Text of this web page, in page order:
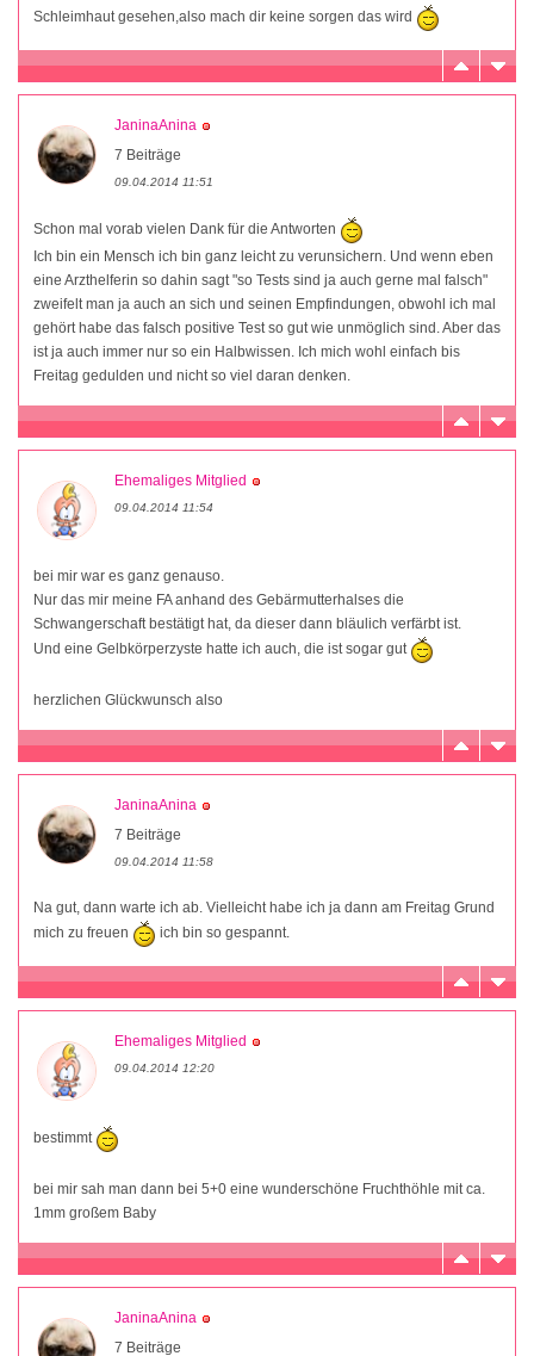
Schleimhaut gesehen,also mach dir keine sorgen das wird
JaninaAnina
7 Beiträge
09.04.2014 11:51
Schon mal vorab vielen Dank für die Antworten
Ich bin ein Mensch ich bin ganz leicht zu verunsichern. Und wenn eben
eine Arzthelferin so dahin sagt "so Tests sind ja auch gerne mal falsch"
zweifelt man ja auch an sich und seinen Empfindungen, obwohl ich mal
gehört habe das falsch positive Test so gut wie unmöglich sind. Aber das
ist ja auch immer nur so ein Halbwissen. Ich mich wohl einfach bis
Freitag gedulden und nicht so viel daran denken.
Ehemaliges Mitglied
09.04.2014 11:54
bei mir war es ganz genauso.
Nur das mir meine FA anhand des Gebärmutterhalses die
Schwangerschaft bestätigt hat, da dieser dann bläulich verfärbt ist.
Und eine Gelbkörperzyste hatte ich auch, die ist sogar gut
herzlichen Glückwunsch also
JaninaAnina
7 Beiträge
09.04.2014 11:58
Na gut, dann warte ich ab. Vielleicht habe ich ja dann am Freitag Grund
mich zu freuen
ich bin so gespannt.
Ehemaliges Mitglied
09.04.2014 12:20
bestimmt
bei mir sah man dann bei 5+0 eine wunderschöne Fruchthöhle mit ca.
1mm großem Baby
JaninaAnina
7 Beiträge